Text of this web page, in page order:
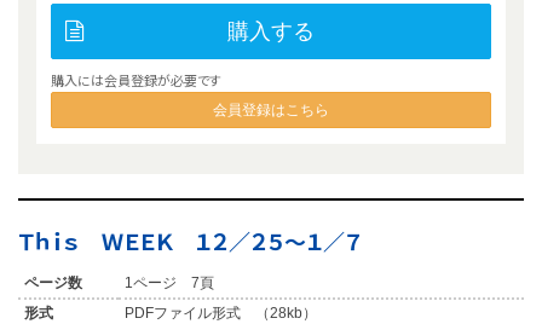
購入する
購入には会員登録が必要です
会員登録はこちら
Ｔｈｉｓ ＷＥＥＫ １２／２５〜１／７
ページ数
1ページ 7頁
形式
PDFファイル形式 （28kb）